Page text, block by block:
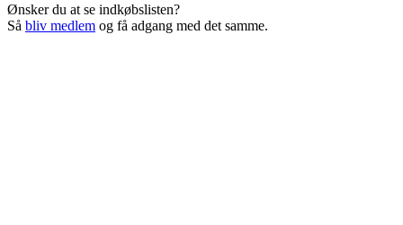
Ønsker du at se indkøbslisten?
Så bliv medlem og få adgang med det samme.